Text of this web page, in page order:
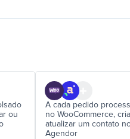
ou
A cada pedido
no WooCommerce,
atualizar um contato
Agendor